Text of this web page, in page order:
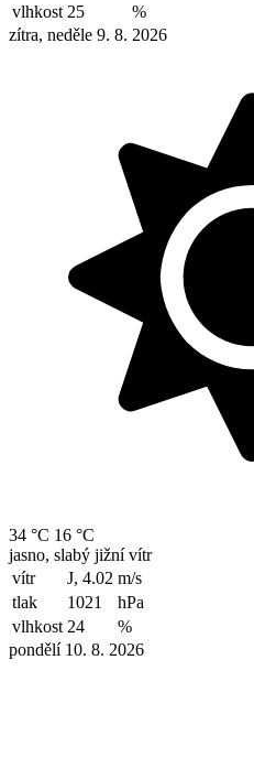
vlhkost 25
%
zítra, neděle 9. 8. 2026
34 °C 16 °C
jasno, slabý jižní vítr
vítr
J, 4.02 m/s
tlak
1021
hPa
vlhkost 24
%
pondělí 10. 8. 2026